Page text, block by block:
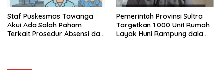
Staf Puskesmas Tawanga
Akui Ada Salah Paham
Terkait Prosedur Absensi dan
Pemerintah Provinsi Sultra
Targetkan 1.000 Unit Rumah
Layak Huni Rampung dalam